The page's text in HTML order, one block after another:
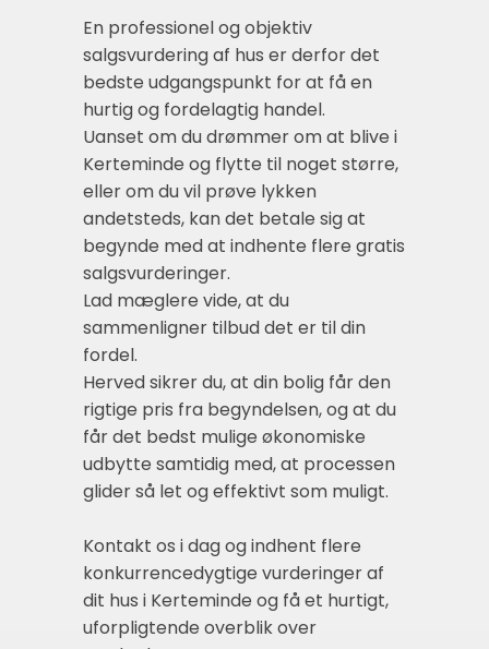
En professionel og objektiv
salgsvurdering af hus er derfor det
bedste udgangspunkt for at få en
hurtig og fordelagtig handel.
Uanset om du drømmer om at blive i
Kerteminde og flytte til noget større,
eller om du vil prøve lykken
andetsteds, kan det betale sig at
begynde med at indhente flere gratis
salgsvurderinger.
Lad mæglere vide, at du
sammenligner tilbud det er til din
fordel.
Herved sikrer du, at din bolig får den
rigtige pris fra begyndelsen, og at du
får det bedst mulige økonomiske
udbytte samtidig med, at processen
glider så let og effektivt som muligt.
Kontakt os i dag og indhent flere
konkurrencedygtige vurderinger af
dit hus i Kerteminde og få et hurtigt,
uforpligtende overblik over